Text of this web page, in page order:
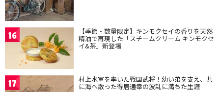
16 【季節・数量限定】キンモクセイの香りを天然
精油で再現した「スチームクリーム キンモクセ
イ&茶」新登場
17 村上水軍を率いた戦国武将！幼い弟を支え、共
に海へ散った得居通幸の波乱に満ちた生涯